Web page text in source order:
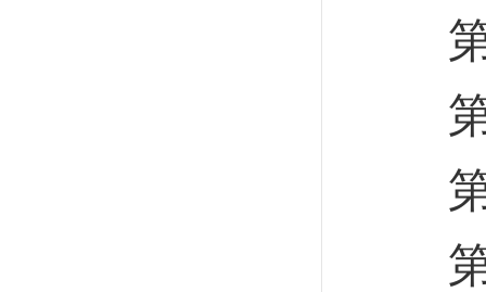
第
第
第
第